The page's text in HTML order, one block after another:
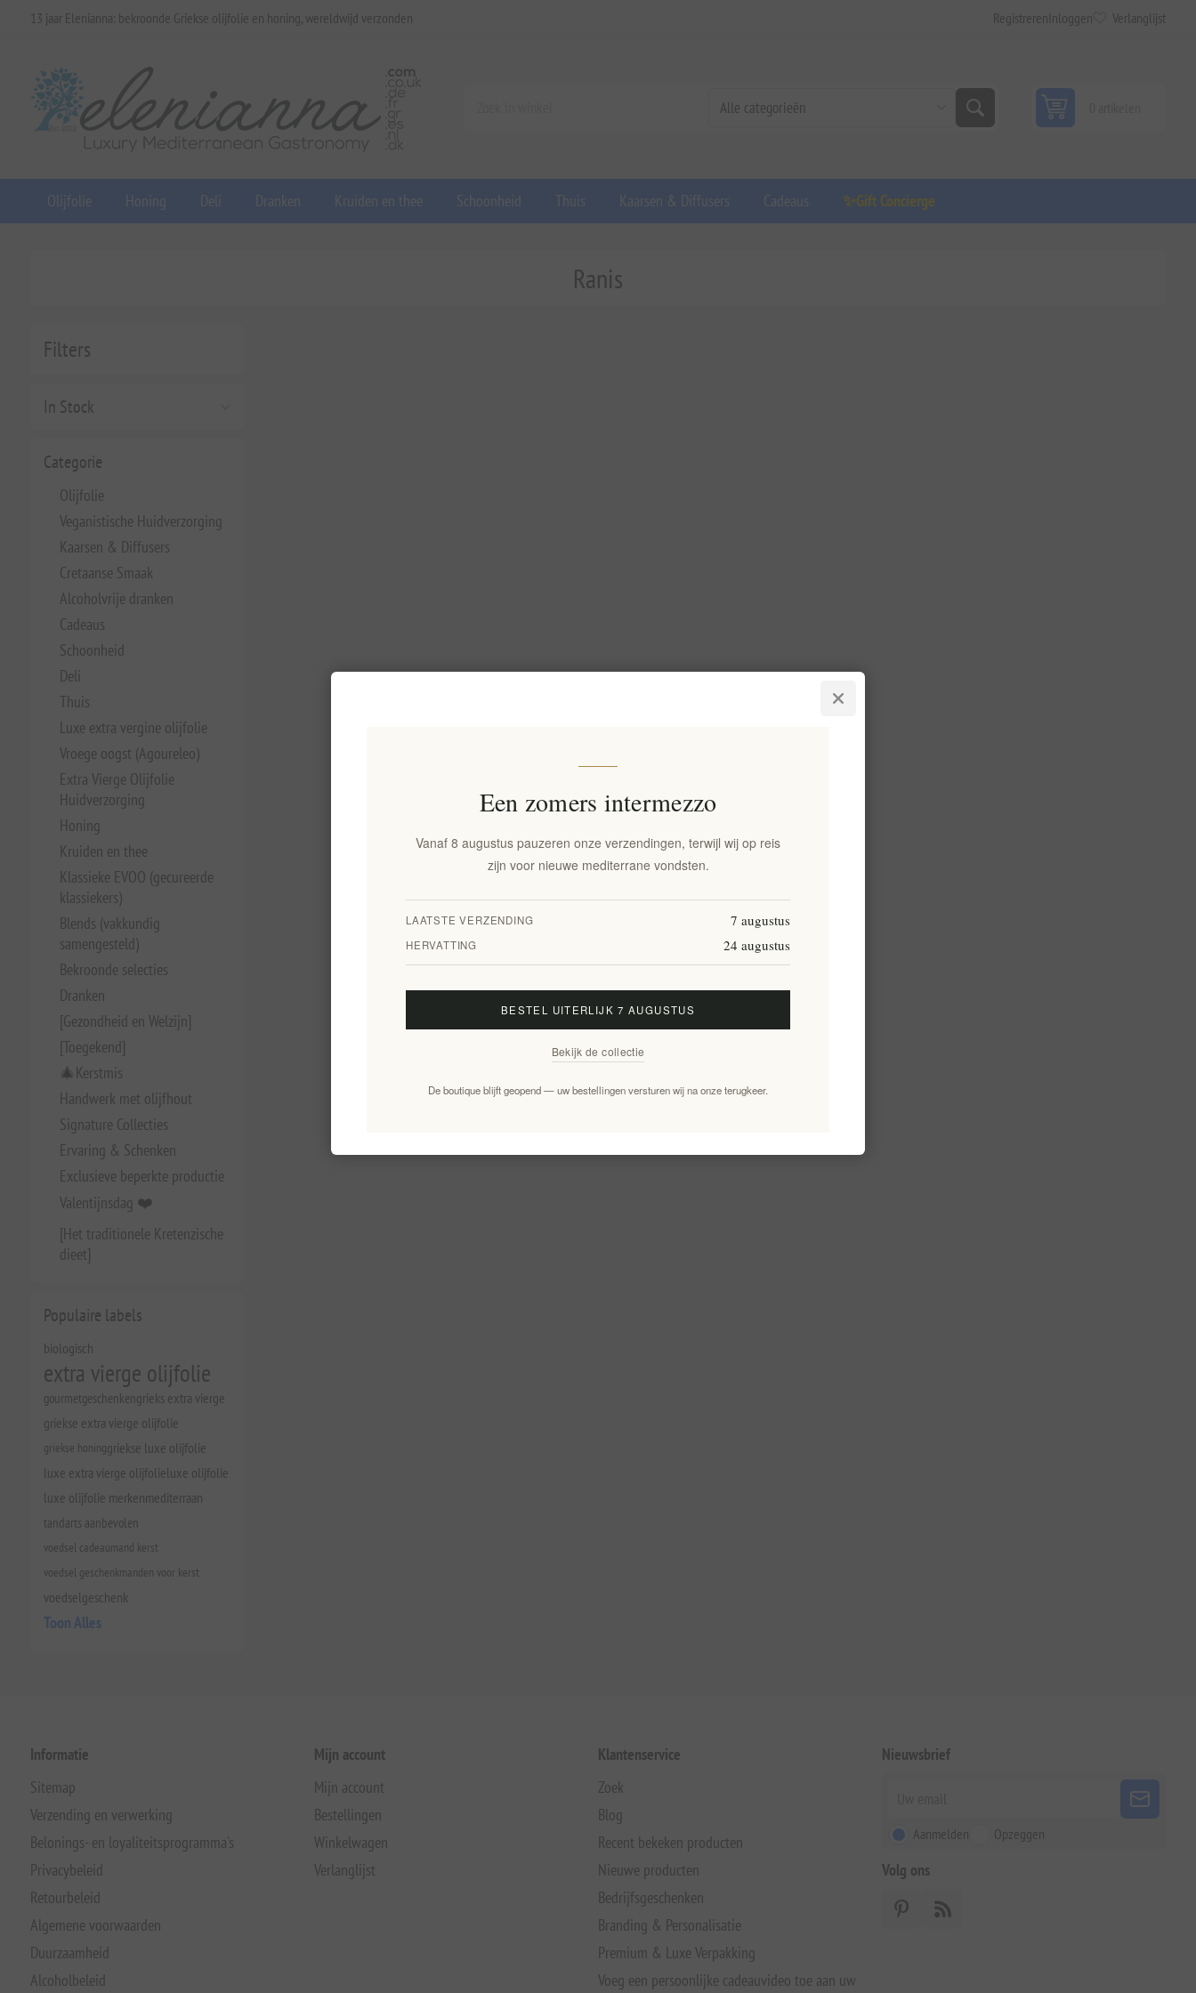
13 jaar Elenianna: bekroonde Griekse olijfolie en honing, wereldwijd verzonden Registreren Inloggen Verlanglijst
Olijfolie Honing Deli Dranken Kruiden en thee Schoonheid Thuis Kaarsen & Diffusers Cadeaus ✨Gift Concierge
Filters
In Stock
Categorie
Olijfolie
Veganistische Huidverzorging
Kaarsen & Diffusers
Cretaanse Smaak
Alcoholvrije dranken
Cadeaus
Schoonheid
Deli
Thuis
Luxe extra vergine olijfolie
Vroege oogst (Agoureleo)
Extra Vierge Olijfolie
Huidverzorging
Honing
Kruiden en thee
Klassieke EVOO (gecureerde
klassiekers)
Blends (vakkundig
samengesteld)
Bekroonde selecties
Dranken
[Gezondheid en Welzijn]
[Toegekend]
🎄Kerstmis
Handwerk met olijfhout
Signature Collecties
Ervaring & Schenken
Exclusieve beperkte productie
Valentijnsdag ❤️
[Het traditionele Kretenzische
dieet]
Populaire labels
biologisch
extra vierge olijfolie
gourmetgeschenkengrieks extra vierge
griekse extra vierge olijfolie
griekse honinggriekse luxe olijfolie
luxe extra vierge olijfolieluxe olijfolie
luxe olijfolie merkenmediterraan
tandarts aanbevolen
voedsel cadeaumand kerst
voedsel geschenkmanden voor kerst
voedselgeschenk
Toon Alles
Ranis
Informatie
Sitemap
Verzending en verwerking
Belonings- en loyaliteitsprogramma's
Privacybeleid
Retourbeleid
Algemene voorwaarden
Duurzaamheid
Alcoholbeleid
Mijn account
Mijn account
Bestellingen
Winkelwagen
Verlanglijst
Klantenservice
Zoek
Blog
Recent bekeken producten
Nieuwe producten
Bedrijfsgeschenken
Branding & Personalisatie
Premium & Luxe Verpakking
Voeg een persoonlijke cadeauvideo toe aan uw
Nieuwsbrief
Aanmelden Opzeggen
Volg ons
Een zomers intermezzo
Vanaf 8 augustus pauzeren onze verzendingen, terwijl wij op reis
zijn voor nieuwe mediterrane vondsten.
LAATSTE VERZENDING 7 augustus
HERVATTING 24 augustus
BESTEL UITERLIJK 7 AUGUSTUS
Bekijk de collectie
De boutique blijft geopend — uw bestellingen versturen wij na onze terugkeer.